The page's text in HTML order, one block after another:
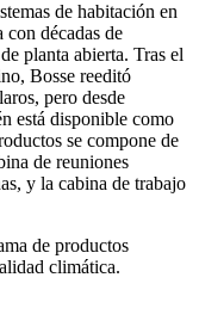
de habitación en
con décadas de
planta abierta. Tras el
Bosse reeditó
pero desde
está disponible como
se compone de
de reuniones
y la cabina de trabajo
de productos
climática.